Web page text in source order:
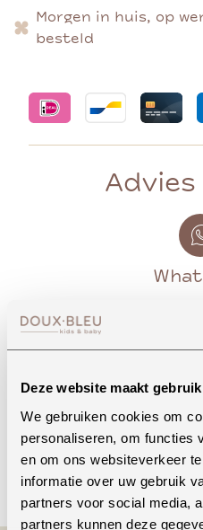
Deze website maakt
We gebruiken cookies om
personaliseren, om functies
en om ons websiteverkeer
informatie over uw gebruik
partners voor social media,
partners kunnen deze
Morgen in huis, op
besteld
Bekijk